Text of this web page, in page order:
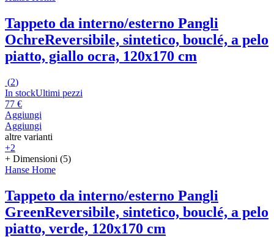
Tappeto da interno/esterno Pangli
OchreReversibile, sintetico, bouclé, a pelo
piatto, giallo ocra, 120x170 cm
(2)
In stockUltimi pezzi
77 €
Aggiungi
Aggiungi
altre varianti
+2
+ Dimensioni (5)
Hanse Home
Tappeto da interno/esterno Pangli
GreenReversibile, sintetico, bouclé, a pelo
piatto, verde, 120x170 cm